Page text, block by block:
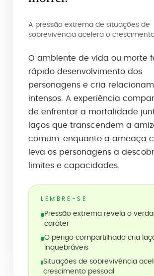
A pressão extrema de situações de
sobrevivência acelera o
O ambiente de vida ou morte
rápido desenvolvimento dos
personagens e cria
intensos. A experiência
de enfrentar a mortalidade
laços que transcendem a
comum, enquanto a ameaça
leva os personagens a
limites e capacidades.
LEMBRE-SE
Pressão extrema revela o
caráter
O perigo compartilhado cria
inquebráveis
Situações de sobrevivência
crescimento pessoal